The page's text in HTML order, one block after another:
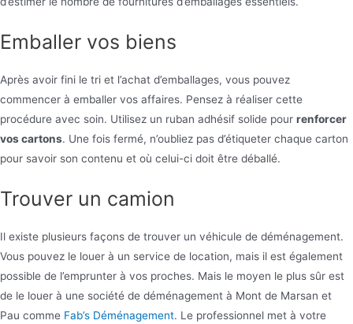
Emballer vos biens
Après avoir fini le tri et l’achat d’emballages, vous pouvez
commencer à emballer vos affaires. Pensez à réaliser cette
procédure avec soin. Utilisez un ruban adhésif solide pour renforcer
vos cartons. Une fois fermé, n’oubliez pas d’étiqueter chaque carton
pour savoir son contenu et où celui-ci doit être déballé.
Trouver un camion
Il existe plusieurs façons de trouver un véhicule de déménagement.
Vous pouvez le louer à un service de location, mais il est également
possible de l’emprunter à vos proches. Mais le moyen le plus sûr est
de le louer à une société de déménagement à Mont de Marsan et
Pau comme Fab’s Déménagement. Le professionnel met à votre